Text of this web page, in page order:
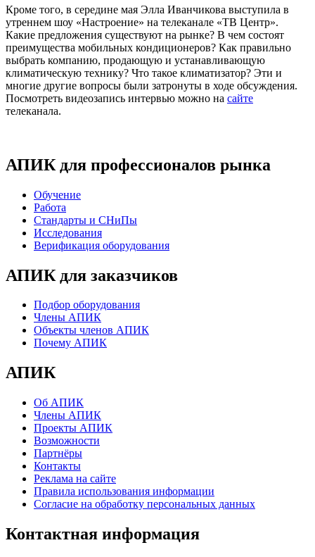
Кроме того, в середине мая Элла Иванчикова выступила в
утреннем шоу «Настроение» на телеканале «ТВ Центр».
Какие предложения существуют на рынке? В чем состоят
преимущества мобильных кондиционеров? Как правильно
выбрать компанию, продающую и устанавливающую
климатическую технику? Что такое климатизатор? Эти и
многие другие вопросы были затронуты в ходе обсуждения.
Посмотреть видеозапись интервью можно на сайте
телеканала.
АПИК для профессионалов рынка
Обучение
Работа
Стандарты и СНиПы
Исследования
Верификация оборудования
АПИК для заказчиков
Подбор оборудования
Члены АПИК
Объекты членов АПИК
Почему АПИК
АПИК
Об АПИК
Члены АПИК
Проекты АПИК
Возможности
Партнёры
Контакты
Реклама на сайте
Правила использования информации
Согласие на обработку персональных данных
Контактная информация